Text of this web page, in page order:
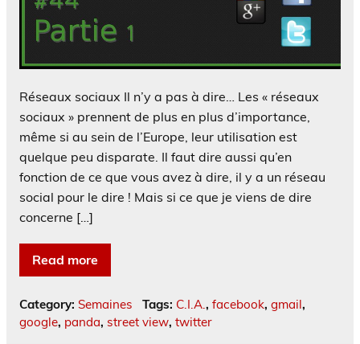
Réseaux sociaux Il n’y a pas à dire… Les « réseaux
sociaux » prennent de plus en plus d’importance,
même si au sein de l’Europe, leur utilisation est
quelque peu disparate. Il faut dire aussi qu’en
fonction de ce que vous avez à dire, il y a un réseau
social pour le dire ! Mais si ce que je viens de dire
concerne […]
Read more
Category: Semaines Tags: C.I.A. , facebook, gmail,
google, panda, street view, twitter